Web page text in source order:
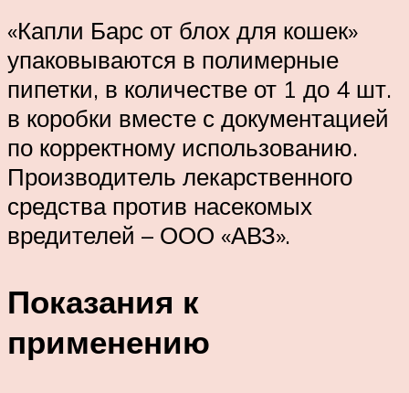
«Капли Барс от блох для кошек»
упаковываются в полимерные
пипетки, в количестве от 1 до 4 шт.
в коробки вместе с документацией
по корректному использованию.
Производитель лекарственного
средства против насекомых
вредителей – ООО «АВЗ».
Показания к
применению